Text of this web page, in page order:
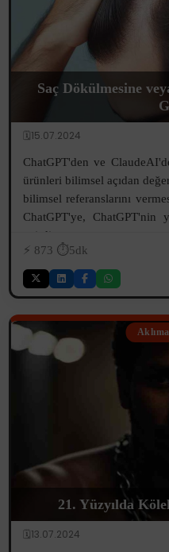
Saç Dökülmesine
🗓️15.07.2024
ChatGPT'den ve
ürünleri bilimsel açıdan
bilimsel referanslarını
ChatGPT'ye, ChatGPT'nin
ettirdim...
⚡️ 873 ⏱️5dk
21. Yüzyılda
🗓️13.07.2024